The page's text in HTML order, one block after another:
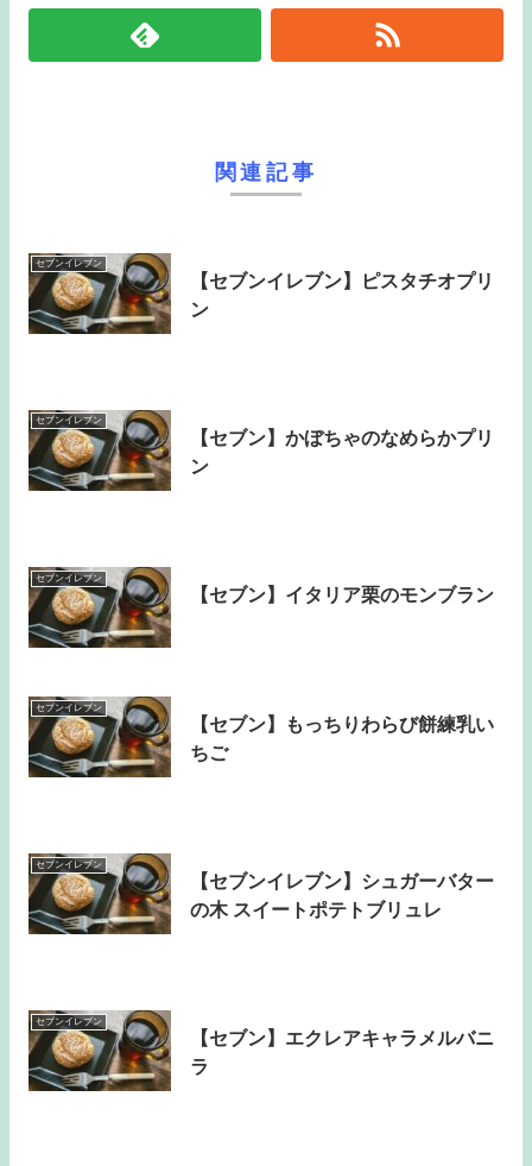
関連記事
セブンイレブン
【セブンイレブン】ピスタチオプリ
ン
セブンイレブン
【セブン】かぼちゃのなめらかプリ
ン
セブンイレブン
【セブン】イタリア栗のモンブラン
セブンイレブン
【セブン】もっちりわらび餅練乳い
ちご
セブンイレブン
【セブンイレブン】シュガーバター
の木 スイートポテトブリュレ
セブンイレブン
【セブン】エクレアキャラメルバニ
ラ